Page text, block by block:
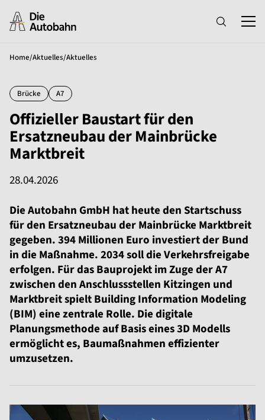
Home/Aktuelles/Aktuelles
Brücke A7
Offizieller Baustart für den
Ersatzneubau der Mainbrücke
Marktbreit
28.04.2026
Die Autobahn GmbH hat heute den Startschuss
für den Ersatzneubau der Mainbrücke Marktbreit
gegeben. 394 Millionen Euro investiert der Bund
in die Maßnahme. 2034 soll die Verkehrsfreigabe
erfolgen. Für das Bauprojekt im Zuge der A7
zwischen den Anschlussstellen Kitzingen und
Marktbreit spielt Building Information Modeling
(BIM) eine zentrale Rolle. Die digitale
Planungsmethode auf Basis eines 3D Modells
ermöglicht es, Baumaßnahmen effizienter
umzusetzen.